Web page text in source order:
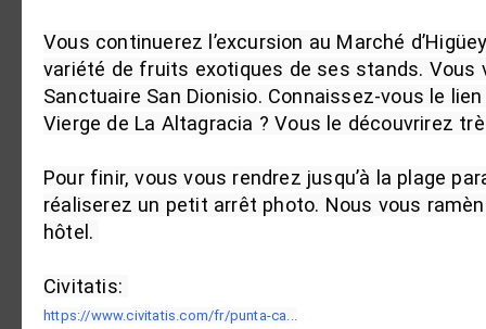
Vous continuerez l’excursion au Marché
variété de fruits exotiques de ses stands. Vous
Sanctuaire San Dionisio. Connaissez-vous le
Vierge de La Altagracia ? Vous le découvrirez
Pour finir, vous vous rendrez jusqu’à la plage
réaliserez un petit arrêt photo. Nous vous
hôtel.
https://www.civitatis.com/fr/punta-ca...